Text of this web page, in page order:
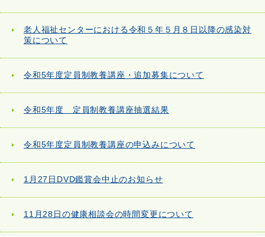
老人福祉センターにおける令和５年５月８日以降の感染対
策について
令和5年度定員制教養講座・追加募集について
令和5年度 定員制教養講座抽選結果
令和5年度定員制教養講座の申込みについて
1月27日DVD鑑賞会中止のお知らせ
11月28日の健康相談会の時間変更について